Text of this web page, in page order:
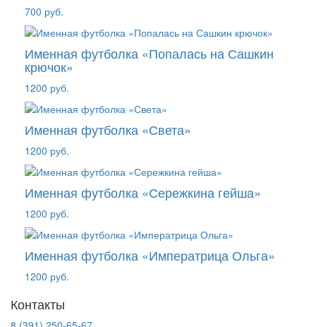
700 руб.
Именная футболка «Попалась на Сашкин
крючок»
1200 руб.
Именная футболка «Света»
1200 руб.
Именная футболка «Сережкина гейша»
1200 руб.
Именная футболка «Императрица Ольга»
1200 руб.
Контакты